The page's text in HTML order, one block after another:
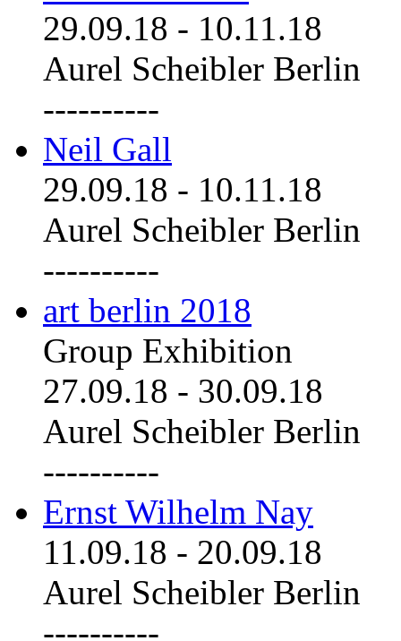
29.09.18 - 10.11.18
Aurel Scheibler Berlin
----------
Neil Gall
29.09.18 - 10.11.18
Aurel Scheibler Berlin
----------
art berlin 2018
Group Exhibition
27.09.18 - 30.09.18
Aurel Scheibler Berlin
----------
Ernst Wilhelm Nay
11.09.18 - 20.09.18
Aurel Scheibler Berlin
----------